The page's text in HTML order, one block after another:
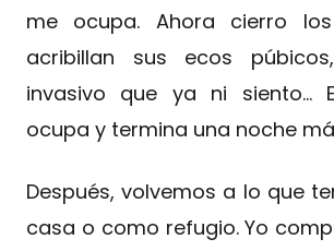
me ocupa. Ahora cierro
acribillan sus ecos
invasivo que ya ni siento…
ocupa y termina una noche
Después, volvemos a lo que
casa o como refugio. Yo